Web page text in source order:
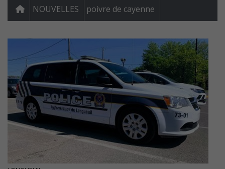
NOUVELLES poivre de cayenne